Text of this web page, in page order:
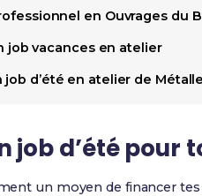
en Ouvrages du
job vacances en atelier
d’été en atelier de
d’été pour
un moyen de financer tes